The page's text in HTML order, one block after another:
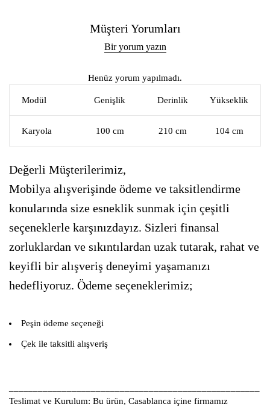
Müşteri Yorumları
Bir yorum yazın
Henüz yorum yapılmadı.
Modül Genişlik Derinlik Yükseklik
Karyola 100 cm 210 cm 104 cm
Değerli Müşterilerimiz,
Mobilya alışverişinde ödeme ve taksitlendirme
konularında size esneklik sunmak için çeşitli
seçeneklerle karşınızdayız. Sizleri finansal
zorluklardan ve sıkıntılardan uzak tutarak, rahat ve
keyifli bir alışveriş deneyimi yaşamanızı
hedefliyoruz. Ödeme seçeneklerimiz;
Peşin ödeme seçeneği
Çek ile taksitli alışveriş
Teslimat ve Kurulum: Bu ürün, Casablanca içine firmamız